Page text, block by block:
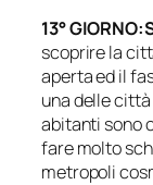
13°
scoprire la
aperta ed il
una delle
abitanti sono
fare molto
metropoli